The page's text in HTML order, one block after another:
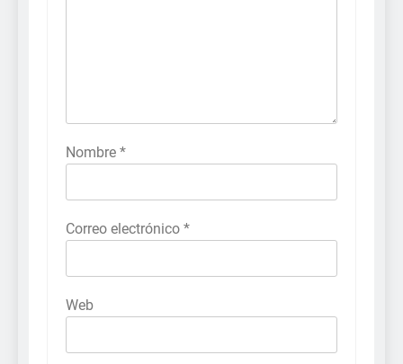
Nombre *
Correo electrónico *
Web